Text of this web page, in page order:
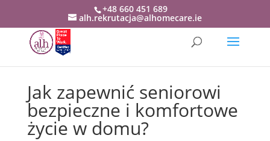
+48 660 451 689
alh.rekrutacja@alhomecare.ie
Jak zapewnić seniorowi
bezpieczne i komfortowe
życie w domu?